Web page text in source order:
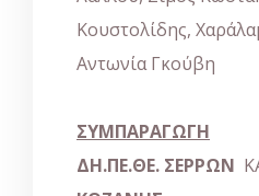
Κουστολίδης,
Αντωνία Γκούβη
ΣΥΜΠΑΡΑΓΩΓΗ
ΔΗ.ΠΕ.ΘΕ. ΣΕΡΡΩΝ